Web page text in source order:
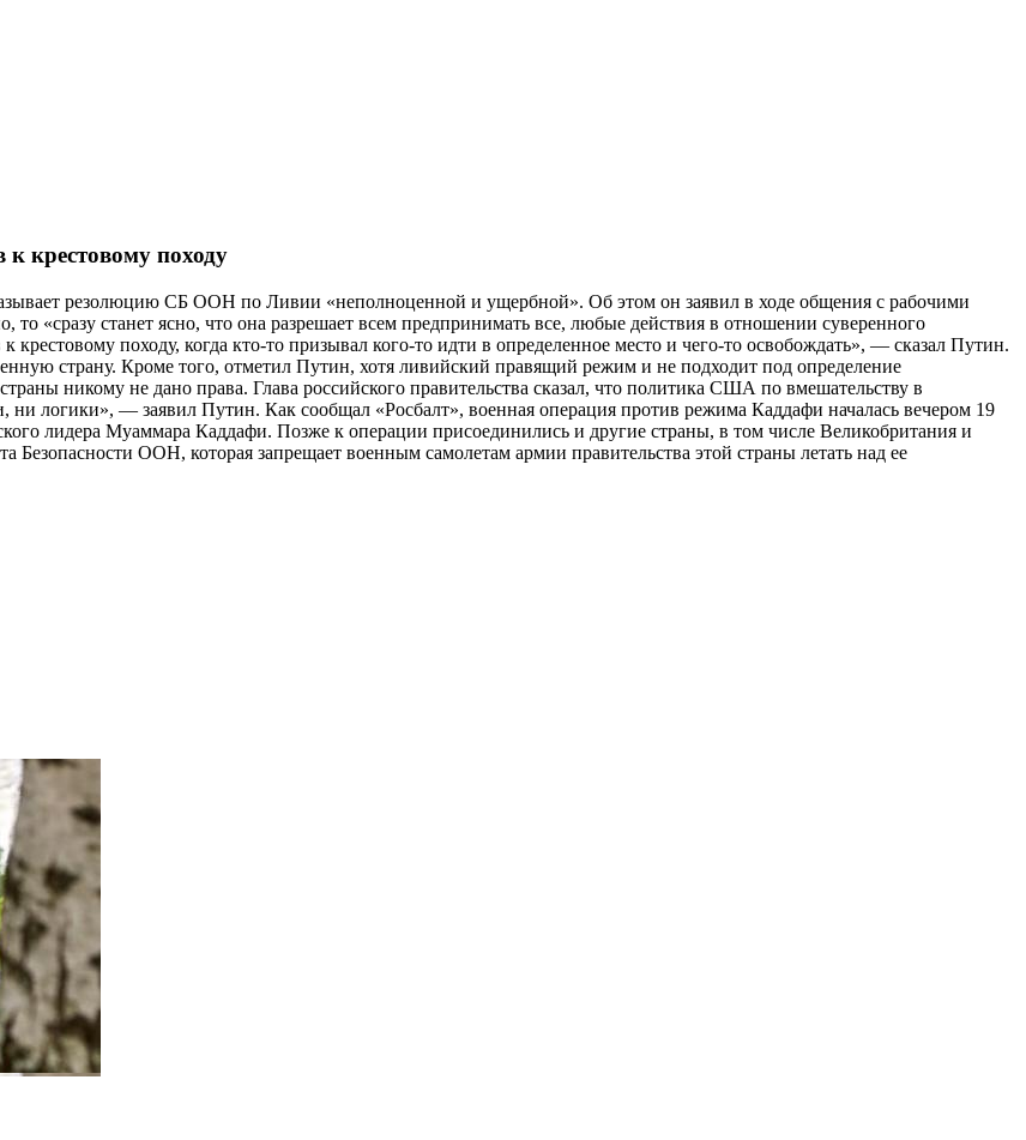
крестовому походу
резолюцию СБ ООН по Ливии «неполноценной и ущербной». Об этом он заявил в ходе общения с рабочими
то «сразу станет ясно, что она разрешает всем предпринимать все, любые действия в отношении суверенного
походу, когда кто-то призывал кого-то идти в определенное место и чего-то освобождать», — сказал Путин.
страну. Кроме того, отметил Путин, хотя ливийский правящий режим и не подходит под определение
никому не дано права. Глава российского правительства сказал, что политика США по вмешательству в
ни логики», — заявил Путин. Как сообщал «Росбалт», военная операция против режима Каддафи началась вечером 19
лидера Муаммара Каддафи. Позже к операции присоединились и другие страны, в том числе Великобритания и
ООН, которая запрещает военным самолетам армии правительства этой страны летать над ее